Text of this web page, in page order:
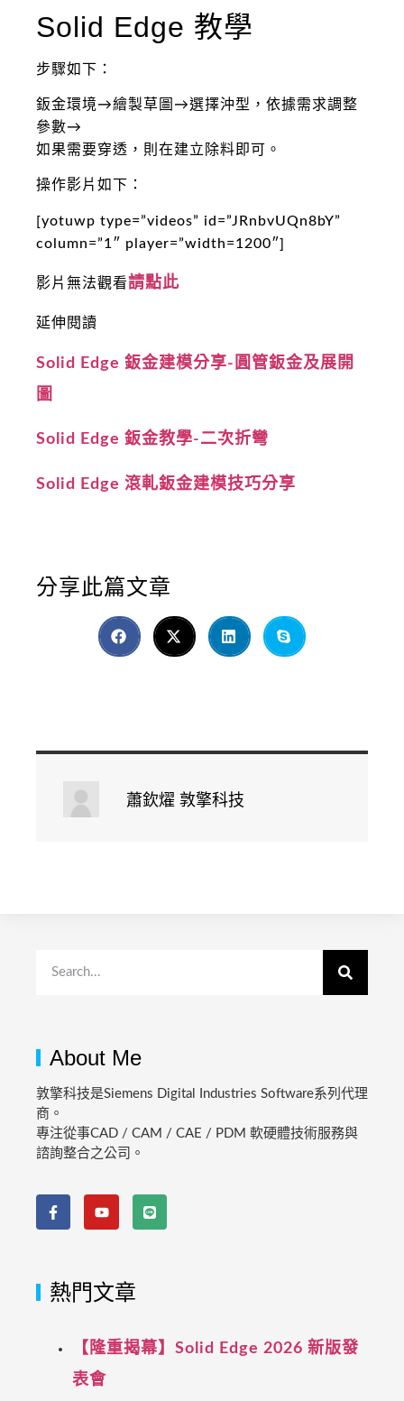
Solid Edge 教學
步驟如下：
鈑金環境→繪製草圖→選擇沖型，依據需求調整
參數→
如果需要穿透，則在建立除料即可。
操作影片如下：
[yotuwp type=”videos” id=”JRnbvUQn8bY”
column=”1″ player=”width=1200″]
影片無法觀看請點此
延伸閱讀
Solid Edge 鈑金建模分享-圓管鈑金及展開
圖
Solid Edge 鈑金教學-二次折彎
Solid Edge 滾軋鈑金建模技巧分享
分享此篇文章
蕭欽燿 敦擎科技
About Me
敦擎科技是Siemens Digital Industries Software系列代理
商。
專注從事CAD / CAM / CAE / PDM 軟硬體技術服務與
諮詢整合之公司。
熱門文章
【隆重揭幕】Solid Edge 2026 新版發
表會